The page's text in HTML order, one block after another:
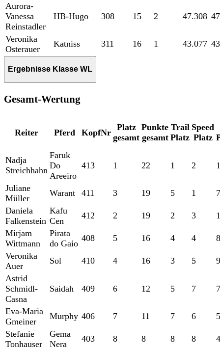
Aurora-
Vanessa
Reinstadler
HB-Hugo 308 15 2 47.308
Veronika
Osterauer
Katniss 311 16 1 43.077
Ergebnisse Klasse WL
Gesamt-Wertung
Reiter Pferd KopfNr
Platz
gesamt
Punkte
gesamt
Trail
Platz
Speed
Platz
Nadja
Streichhahn
Faruk
Do
Areeiro
413 1 22 1 2
Juliane
Müller
Warant 411 3 19 5 1
7
Daniela
Falkenstein
Kafu
Cen
412 2 19 2 3
Mirjam
Wittmann
Pirata
do Gaio
408 5 16 4 4
8
Veronika
Auer
Sol 410 4 16 3 5
9
Astrid
Schmidl-
Casna
Saidah 409 6 12 5 7 7
Eva-Maria
Gmeiner
Murphy 406 7 11 7 6
5
Stefanie
Tonhauser
Gema
Nera
403 8 8 8 8
4